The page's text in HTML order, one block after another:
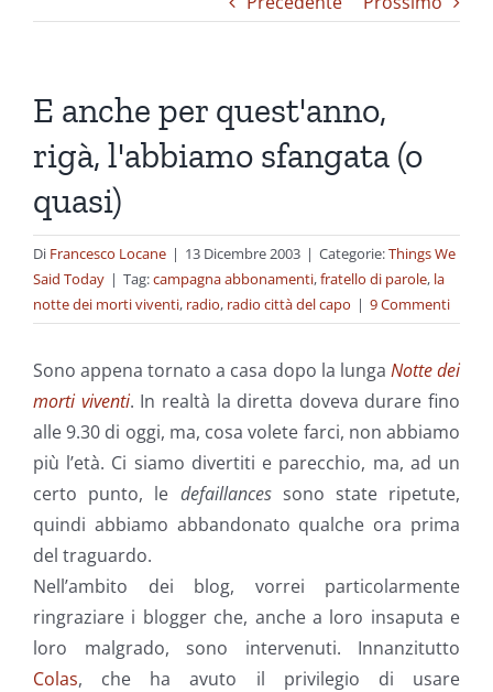
E anche per quest'anno,
rigà, l'abbiamo sfangata (o
quasi)
Di Francesco Locane | 13 Dicembre 2003 | Categorie:Things We
Said Today | Tag:campagna abbonamenti,fratello di parole, la
notte dei morti viventi, radio, radio città del capo | 9 Commenti
Sono appena tornato a casa dopo la lunga Notte dei
morti viventi. In realtà la diretta doveva durare fino
alle 9.30 di oggi, ma, cosa volete farci, non abbiamo
più l’età. Ci siamo divertiti e parecchio, ma, ad un
certo punto, le defaillancessono state ripetute,
quindi abbiamo abbandonato qualche ora prima
del traguardo.
Nell’ambito dei blog, vorrei particolarmente
ringraziare i blogger che, anche a loro insaputa e
loro malgrado, sono intervenuti. Innanzitutto
Colas, che ha avuto il privilegio di usare